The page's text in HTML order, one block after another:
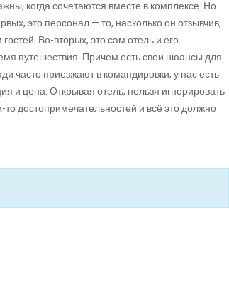
когда сочетаются вместе в комплексе. Но
это персонал — то, насколько он отзывчив,
Во-вторых, это сам отель и его
путешествия. Причем есть свои нюансы для
часто приезжают в командировки, у нас есть
и цена. Открывая отель, нельзя игнорировать
достопримечательностей и всё это должно